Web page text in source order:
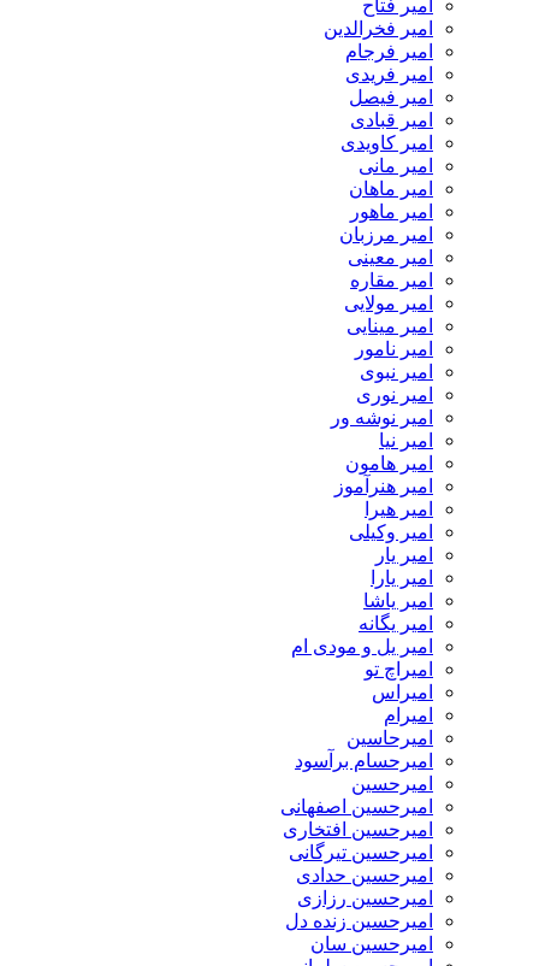
امیر فتاح
امیر فخرالدین
امیر فرجام
امیر فریدی
امیر فیصل
امیر قبادی
امیر کاویدی
امیر مانی
امیر ماهان
امیر ماهور
امیر مرزبان
امیر معینی
امیر مقاره
امیر مولایی
امیر مینایی
امیر نامور
امیر نبوی
امیر نوری
امیر نوشه ور
امیر نیا
امیر هامون
امیر هنرآموز
امیر هیرا
امیر وکیلی
امیر یار
امیر یارا
امیر یاشا
امیر یگانه
امیر یل و مودی ام
امیراچ تو
امیراس
امیرام
امیرحاسین
امیرحسام برآسود
امیرحسین
امیرحسین اصفهانی
امیرحسین افتخاری
امیرحسین تیرگانی
امیرحسین حدادی
امیرحسین رزازی
امیرحسین زنده دل
امیرحسین سان